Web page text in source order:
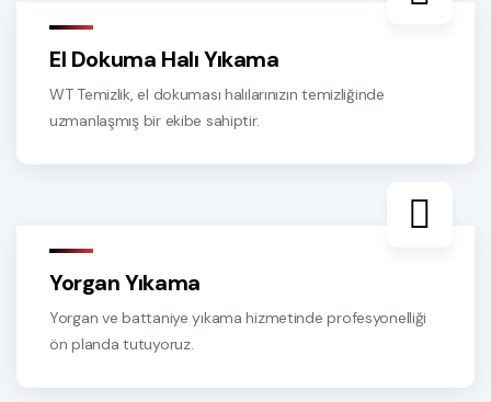
El Dokuma Halı Yıkama
WT Temizlik, el dokuması halılarınızın temizliğinde
uzmanlaşmış bir ekibe sahiptir.
Yorgan Yıkama
Yorgan ve battaniye yıkama hizmetinde profesyonelliği
ön planda tutuyoruz.